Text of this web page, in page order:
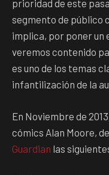
prioridad de este
segmento de público
implica, por poner un
veremos contenido
es uno de los temas
infantilización de la
En Noviembre de
cómics Alan Moore,
Guardian las